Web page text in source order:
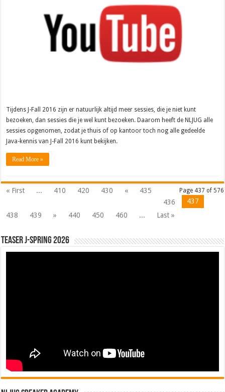
Tijdens J-Fall 2016 zijn er natuurlijk altijd meer sessies, die je niet kunt
bezoeken, dan sessies die je wel kunt bezoeken. Daarom heeft de NLJUG alle
sessies opgenomen, zodat je thuis of op kantoor toch nog alle gedeelde
Java-kennis van J-Fall 2016 kunt bekijken.
Read More »
Page 437 of 576
« First ... 410 420 430 «
435
436
437
438
439 » 440 450 460 ... Last »
Teaser J-Spring 2026